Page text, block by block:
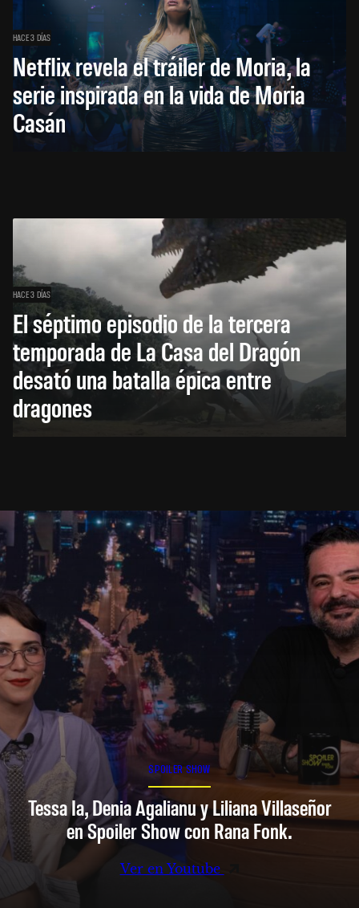
HACE 3 DÍAS
Netflix revela el tráiler de Moria, la
serie inspirada en la vida de Moria
Casán
HACE 3 DÍAS
El séptimo episodio de la tercera
temporada de La Casa del Dragón
desató una batalla épica entre
dragones
SPOILER SHOW
Tessa Ia, Denia Agalianu y Liliana Villaseñor
en Spoiler Show con Rana Fonk.
Ver en Youtube